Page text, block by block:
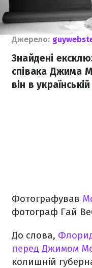
Джерело:
Знайдені
співака Джима
він в
Фотографував
фотограф Гай
До слова,
перед Джимом
колишній